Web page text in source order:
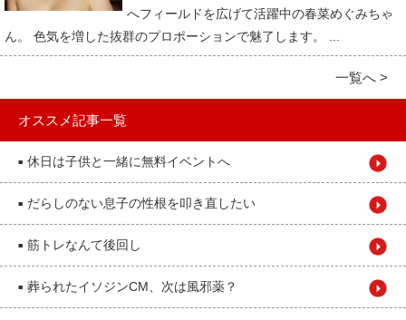
へフィールドを広げて活躍中の春菜めぐみちゃ
ん。 色気を増した抜群のプロポーションで魅了します。 ...
一覧へ >
オススメ記事一覧
■ 休日は子供と一緒に無料イベントへ
■ だらしのない息子の性根を叩き直したい
■ 筋トレなんて後回し
■ 葬られたイソジンCM、次は風邪薬？